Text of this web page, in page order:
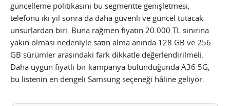
güncelleme politikasını bu segmentte genişletmesi,
telefonu iki yıl sonra da daha güvenli ve güncel tutacak
unsurlardan biri. Buna rağmen fiyatın 20.000 TL sınırına
yakın olması nedeniyle satın alma anında 128 GB ve 256
GB sürümler arasındaki fark dikkatle değerlendirilmeli.
Daha uygun fiyatlı bir kampanya bulunduğunda A36 5G,
bu listenin en dengeli Samsung seçeneği hâline geliyor.